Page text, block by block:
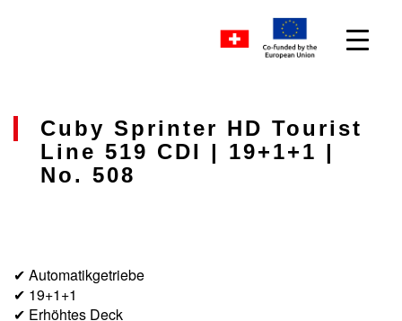
Cuby Sprinter HD Tourist
Line 519 CDI | 19+1+1 |
No. 508
✔ Automatikgetriebe
✔ 19+1+1
✔ Erhöhtes Deck